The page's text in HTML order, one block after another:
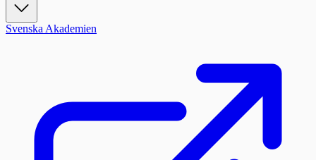
Svenska Akademien